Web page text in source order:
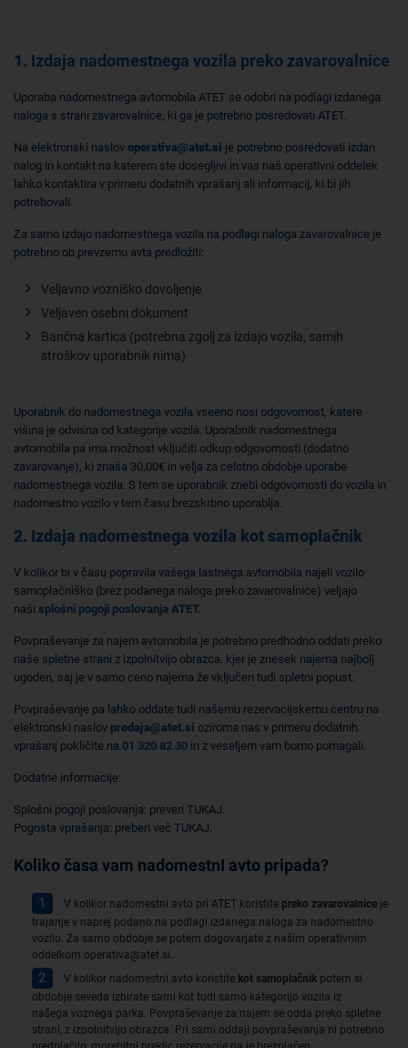
1. Izdaja nadomestnega vozila preko zavarovalnice
Uporaba nadomestnega avtomobila ATET se odobri na podlagi izdanega
naloga s strani zavarovalnice, ki ga je potrebno posredovati ATET.
Na elektronski naslov operativa@atet.si je potrebno posredovati izdan
nalog in kontakt na katerem ste dosegljivi in vas naš operativni oddelek
lahko kontaktira v primeru dodatnih vprašanj ali informacij, ki bi jih
potrebovali.
Za samo izdajo nadomestnega vozila na podlagi naloga zavarovalnice je
potrebno ob prevzemu avta predložiti:
Veljavno vozniško dovoljenje
Veljaven osebni dokument
Bančna kartica (potrebna zgolj za izdajo vozila, samih
stroškov uporabnik nima)
Uporabnik do nadomestnega vozila vseeno nosi odgovornost, katere
višina je odvisna od kategorije vozila. Uporabnik nadomestnega
avtomobila pa ima možnost vključiti odkup odgovornosti (dodatno
zavarovanje), ki znaša 30,00€ in velja za celotno obdobje uporabe
nadomestnega vozila. S tem se uporabnik znebi odgovornosti do vozila in
nadomestno vozilo v tem času brezskrbno uporablja.
2. Izdaja nadomestnega vozila kot samoplačnik
V kolikor bi v času popravila vašega lastnega avtomobila najeli vozilo
samoplačniško (brez podanega naloga preko zavarovalnice) veljajo
naši splošni pogoji poslovanja ATET.
Povpraševanje za najem avtomobila je potrebno predhodno oddati preko
naše spletne strani z izpolnitvijo obrazca, kjer je znesek najema najbolj
ugoden, saj je v samo ceno najema že vključen tudi spletni popust.
Povpraševanje pa lahko oddate tudi našemu rezervacijskemu centru na
elektronski naslov prodaja@atet.si oziroma nas v primeru dodatnih
vprašanj pokličite na 01 320 82 30 in z veseljem vam bomo pomagali.
Dodatne informacije:
Splošni pogoji poslovanja: preveri TUKAJ.
Pogosta vprašanja: preberi več TUKAJ.
Koliko časa vam nadomestnI avto pripada?
V kolikor nadomestni avto pri ATET koristite preko zavarovalnice je
trajanje v naprej podano na podlagi izdanega naloga za nadomestno
vozilo. Za samo obdobje se potem dogovarjate z našim operativnim
oddelkom operativa@atet.si.
V kolikor nadomestni avto koristite kot samoplačnik potem si
obdobje seveda izbirate sami kot tudi samo kategorijo vozila iz
našega voznega parka. Povpraševanje za najem se odda preko spletne
strani, z izpolnitvijo obrazca. Pri sami oddaji povpraševanja ni potrebno